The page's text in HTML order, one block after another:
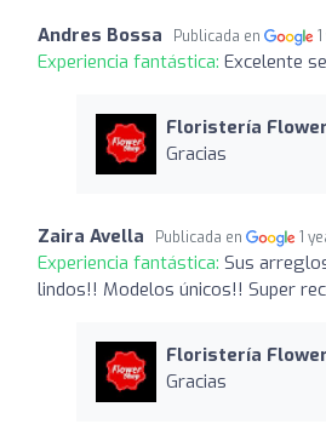
Andres Bossa Publicada en
Experiencia fantástica: Excelente
Floristería
Gracias
Zaira Avella Publicada en 1
Experiencia fantástica: Sus
lindos!! Modelos únicos!! Super
Floristería
Gracias